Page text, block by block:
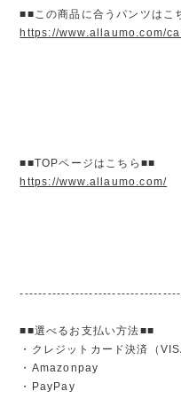
■■この商品に合うパンツはこ
https://www.allaumo.com/
■■TOPページはこちら■■
https://www.allaumo.com/
■■選べるお支払い方法■■
・クレジットカード決済（
・Amazonpay
・PayPay